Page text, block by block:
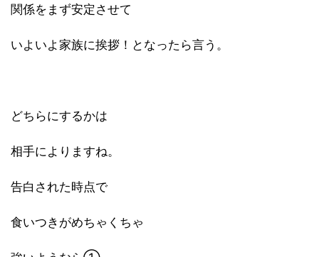
関係をまず安定させて
いよいよ家族に挨拶！となったら言う。
どちらにするかは
相手によりますね。
告白された時点で
食いつきがめちゃくちゃ